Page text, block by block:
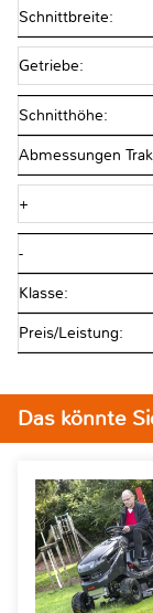
Schnittbreite:
Getriebe:
Schnitthöhe:
Abmessungen
+
-
Klasse:
Preis/Leistung:
Das könnte